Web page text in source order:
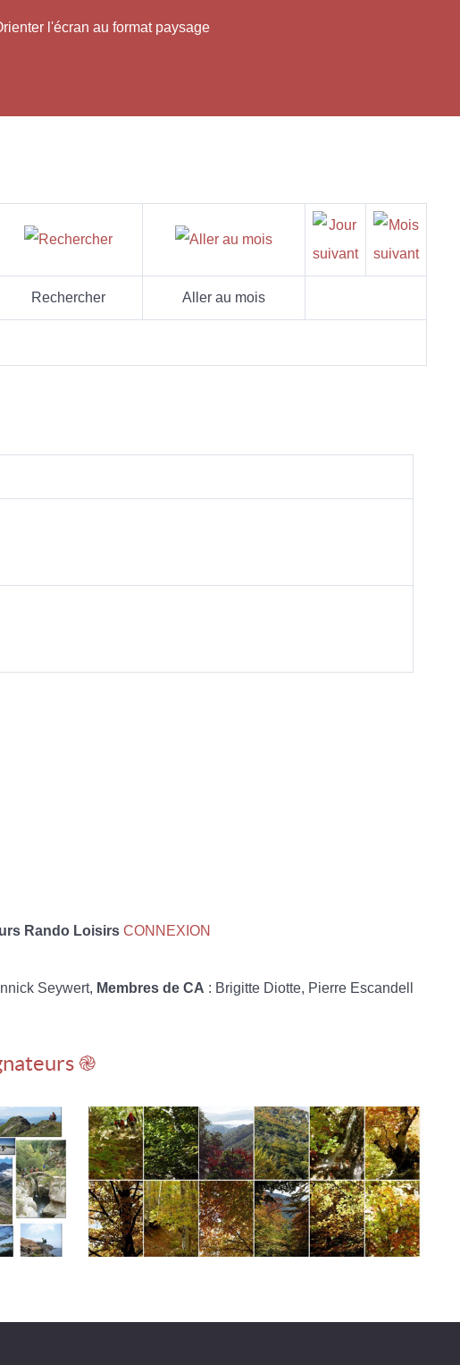
l'écran au format paysage
Rechercher Aller au mois
Rando Loisirs CONNEXION
Seywert, Membres de CA : Brigitte Diotte, Pierre Escandell
֎